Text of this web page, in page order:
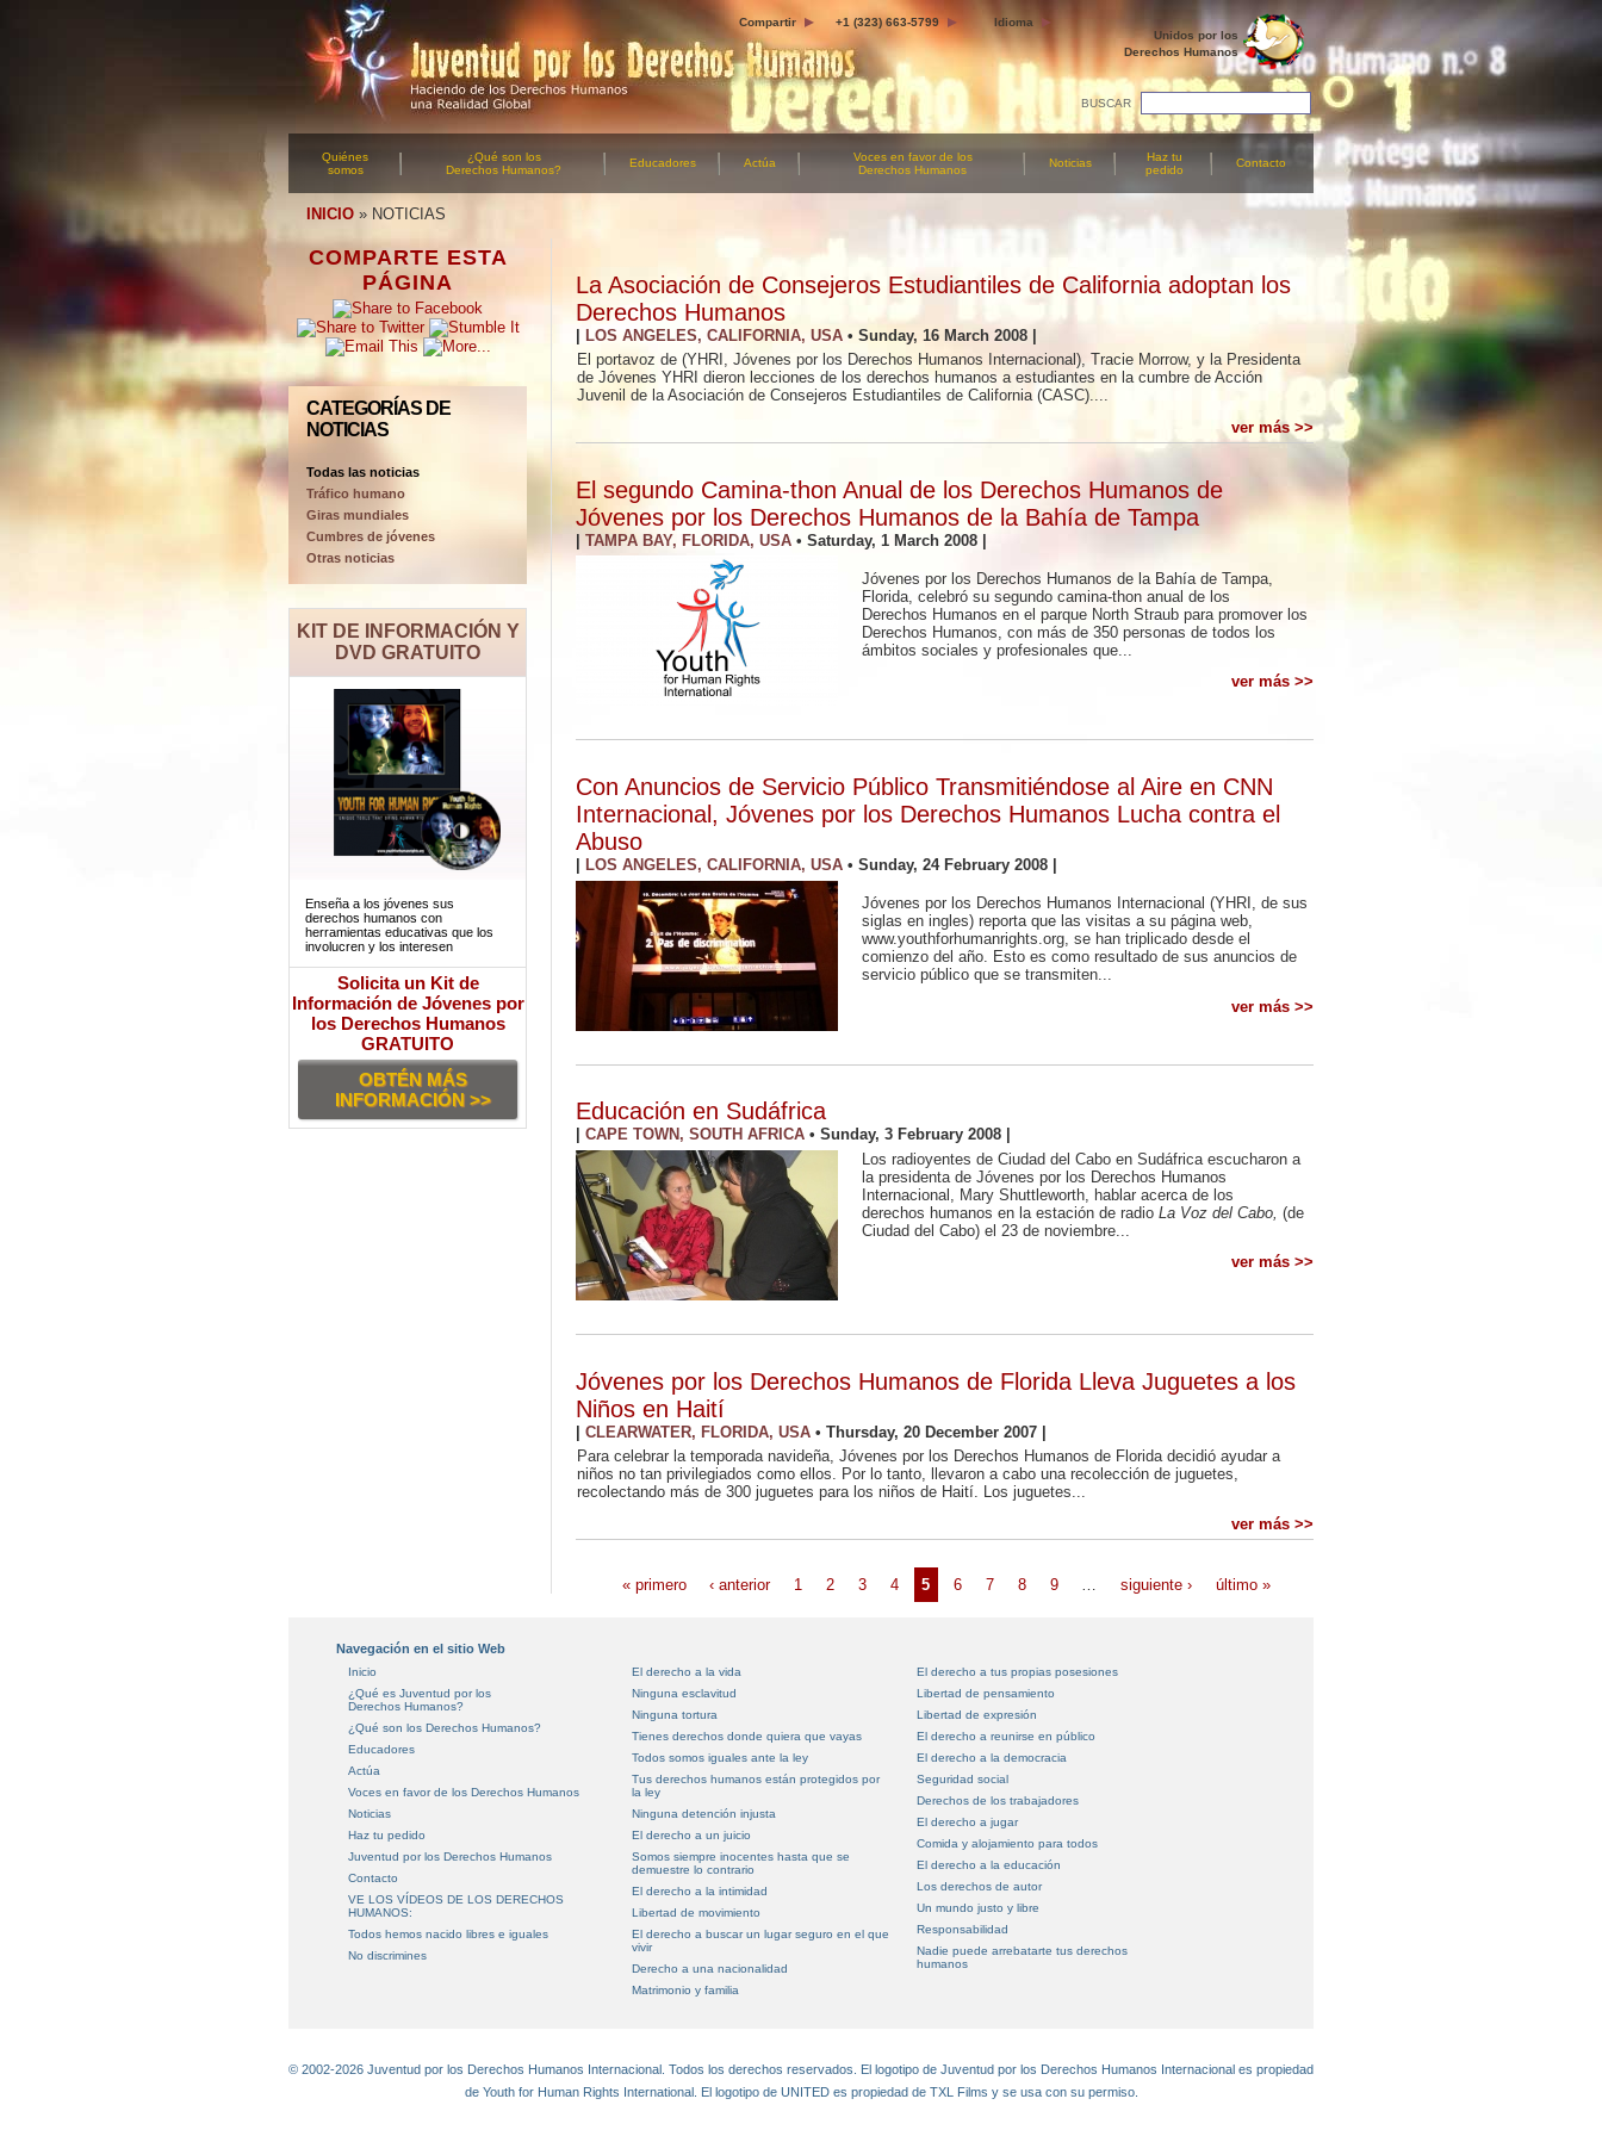
Compartir +1 (323) 663-5799
Idioma
Unidos por los
Derechos Humanos
BUSCAR
Quiénes
somos
¿Qué son los
Derechos Humanos?
Educadores Actúa Voces en favorde los
Derechos Humanos
Noticias
Haz tu
pedido
Contacto
INICIO » NOTICIAS
COMPARTE ESTA
PÁGINA
CATEGORÍAS DE
NOTICIAS
Todas las noticias
Tráfico humano
Giras mundiales
Cumbres de jóvenes
Otras noticias
KIT DE INFORMACIÓN Y
DVD GRATUITO
Enseña a los jóvenes sus
derechos humanos con
herramientas educativas que los
involucren y los interesen
Solicita un Kit de
Información de Jóvenes por
los Derechos Humanos
GRATUITO
OBTÉN MÁS
INFORMACIÓN >>
La Asociación de Consejeros Estudiantiles de California adoptan los
Derechos Humanos
LOS ANGELES, CALIFORNIA, USA • Sunday, 16 March 2008
El portavoz de (YHRI, Jóvenes por los Derechos Humanos Internacional), Tracie Morrow, y la Presidenta
de Jóvenes YHRI dieron lecciones de los derechos humanos a estudiantes en la cumbre de Acción
Juvenil de la Asociación de Consejeros Estudiantiles de California (CASC)....
ver más >>
El segundo Camina-thon Anual de los Derechos Humanos de
Jóvenes por los Derechos Humanos de la Bahía de Tampa
TAMPA BAY, FLORIDA, USA • Saturday, 1 March 2008
Jóvenes por los Derechos Humanos de la Bahía de Tampa,
Florida, celebró su segundo camina-thon anual de los
Derechos Humanos en el parque North Straub para promover los
Derechos Humanos, con más de 350 personas de todos los
ámbitos sociales y profesionales que...
ver más >>
Con Anuncios de Servicio Público Transmitiéndose al Aire en CNN
Internacional, Jóvenes por los Derechos Humanos Lucha contra el
Abuso
LOS ANGELES, CALIFORNIA, USA • Sunday, 24 February 2008
Jóvenes por los Derechos Humanos Internacional (YHRI, de sus
siglas en ingles) reporta que las visitas a su página web,
www.youthforhumanrights.org, se han triplicado desde el
comienzo del año. Esto es como resultado de sus anuncios de
servicio público que se transmiten...
ver más >>
Educación en Sudáfrica
CAPE TOWN, SOUTH AFRICA • Sunday, 3 February 2008
Los radioyentes de Ciudad del Cabo en Sudáfrica escucharon a
la presidenta de Jóvenes por los Derechos Humanos
Internacional, Mary Shuttleworth, hablar acerca de los
derechos humanos en la estación de radio La Voz del Cabo, (de
Ciudad del Cabo) el 23 de noviembre...
ver más >>
Jóvenes por los Derechos Humanos de Florida Lleva Juguetes a los
Niños en Haití
| CLEARWATER, FLORIDA, USA • Thursday, 20 December 2007 |
Para celebrar la temporada navideña, Jóvenes por los Derechos Humanos de Florida decidió ayudar a
niños no tan privilegiados como ellos. Por lo tanto, llevaron a cabo una recolección de juguetes,
recolectando más de 300 juguetes para los niños de Haití. Los juguetes...
ver más >>
« primero ‹ anterior 1 2 3 4 5 6 7 8 9 … siguiente › último »
Navegación en el sitio Web
Inicio
¿Qué es Juventud por los
Derechos Humanos?
¿Qué son los Derechos Humanos?
Educadores
Actúa
Voces en favorde los Derechos Humanos
Noticias
Haz tu pedido
Juventud por los Derechos Humanos
Contacto
VE LOS VÍDEOS DE LOS DERECHOS
HUMANOS:
Todos hemos nacido libres e iguales
No discrimines
El derecho a la vida
Ninguna esclavitud
Ninguna tortura
Tienes derechos donde quiera que vayas
Todos somos iguales ante la ley
Tus derechos humanos están protegidos por
la ley
Ninguna detención injusta
El derecho a un juicio
Somos siempre inocentes hasta que se
demuestre lo contrario
El derecho a la intimidad
Libertad de movimiento
El derecho a buscar un lugar seguro en el que
vivir
Derecho a una nacionalidad
Matrimonio y familia
El derecho a tus propias posesiones
Libertad de pensamiento
Libertad de expresión
El derecho a reunirse en público
El derecho a la democracia
Seguridad social
Derechos de los trabajadores
El derecho a jugar
Comida y alojamiento para todos
El derecho a la educación
Los derechos de autor
Un mundo justo y libre
Responsabilidad
Nadie puede arrebatarte tus derechos
humanos
© 2002-2026 Juventud por los Derechos Humanos Internacional. Todos los derechos reservados. El logotipo de Juventud por los Derechos Humanos Internacional es propiedad
de Youth for Human Rights International. El logotipo de UNITED es propiedad de TXL Films y se usa con su permiso.